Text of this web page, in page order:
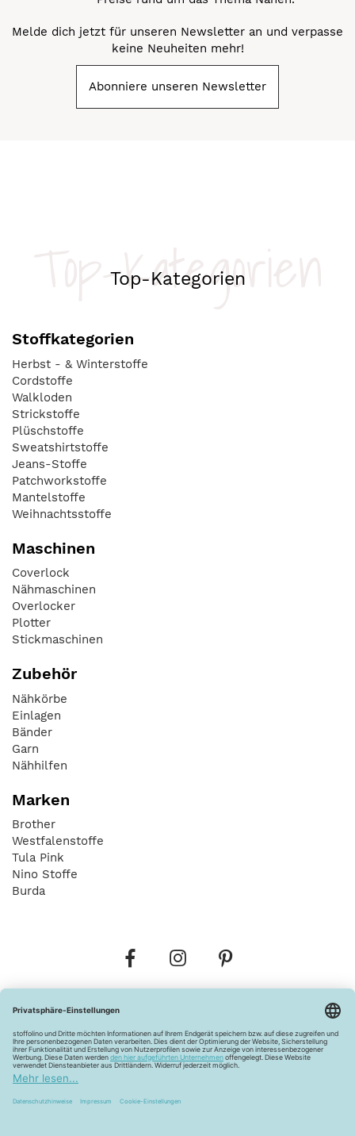
Melde dich jetzt für unseren Newsletter an und verpasse
keine Neuheiten mehr!
Abonniere unseren Newsletter
Top-Kategorien
Top-Kategorien
Stoffkategorien
Herbst - & Winterstoffe
Cordstoffe
Walkloden
Strickstoffe
Plüschstoffe
Sweatshirtstoffe
Jeans-Stoffe
Patchworkstoffe
Mantelstoffe
Weihnachtsstoffe
Maschinen
Coverlock
Nähmaschinen
Overlocker
Plotter
Stickmaschinen
Zubehör
Nähkörbe
Einlagen
Bänder
Garn
Nähhilfen
Marken
Brother
Westfalenstoffe
Tula Pink
Nino Stoffe
Burda
Widerrufsbelehrung Vertrag widerrufen
Barrierefreiheitserklärung